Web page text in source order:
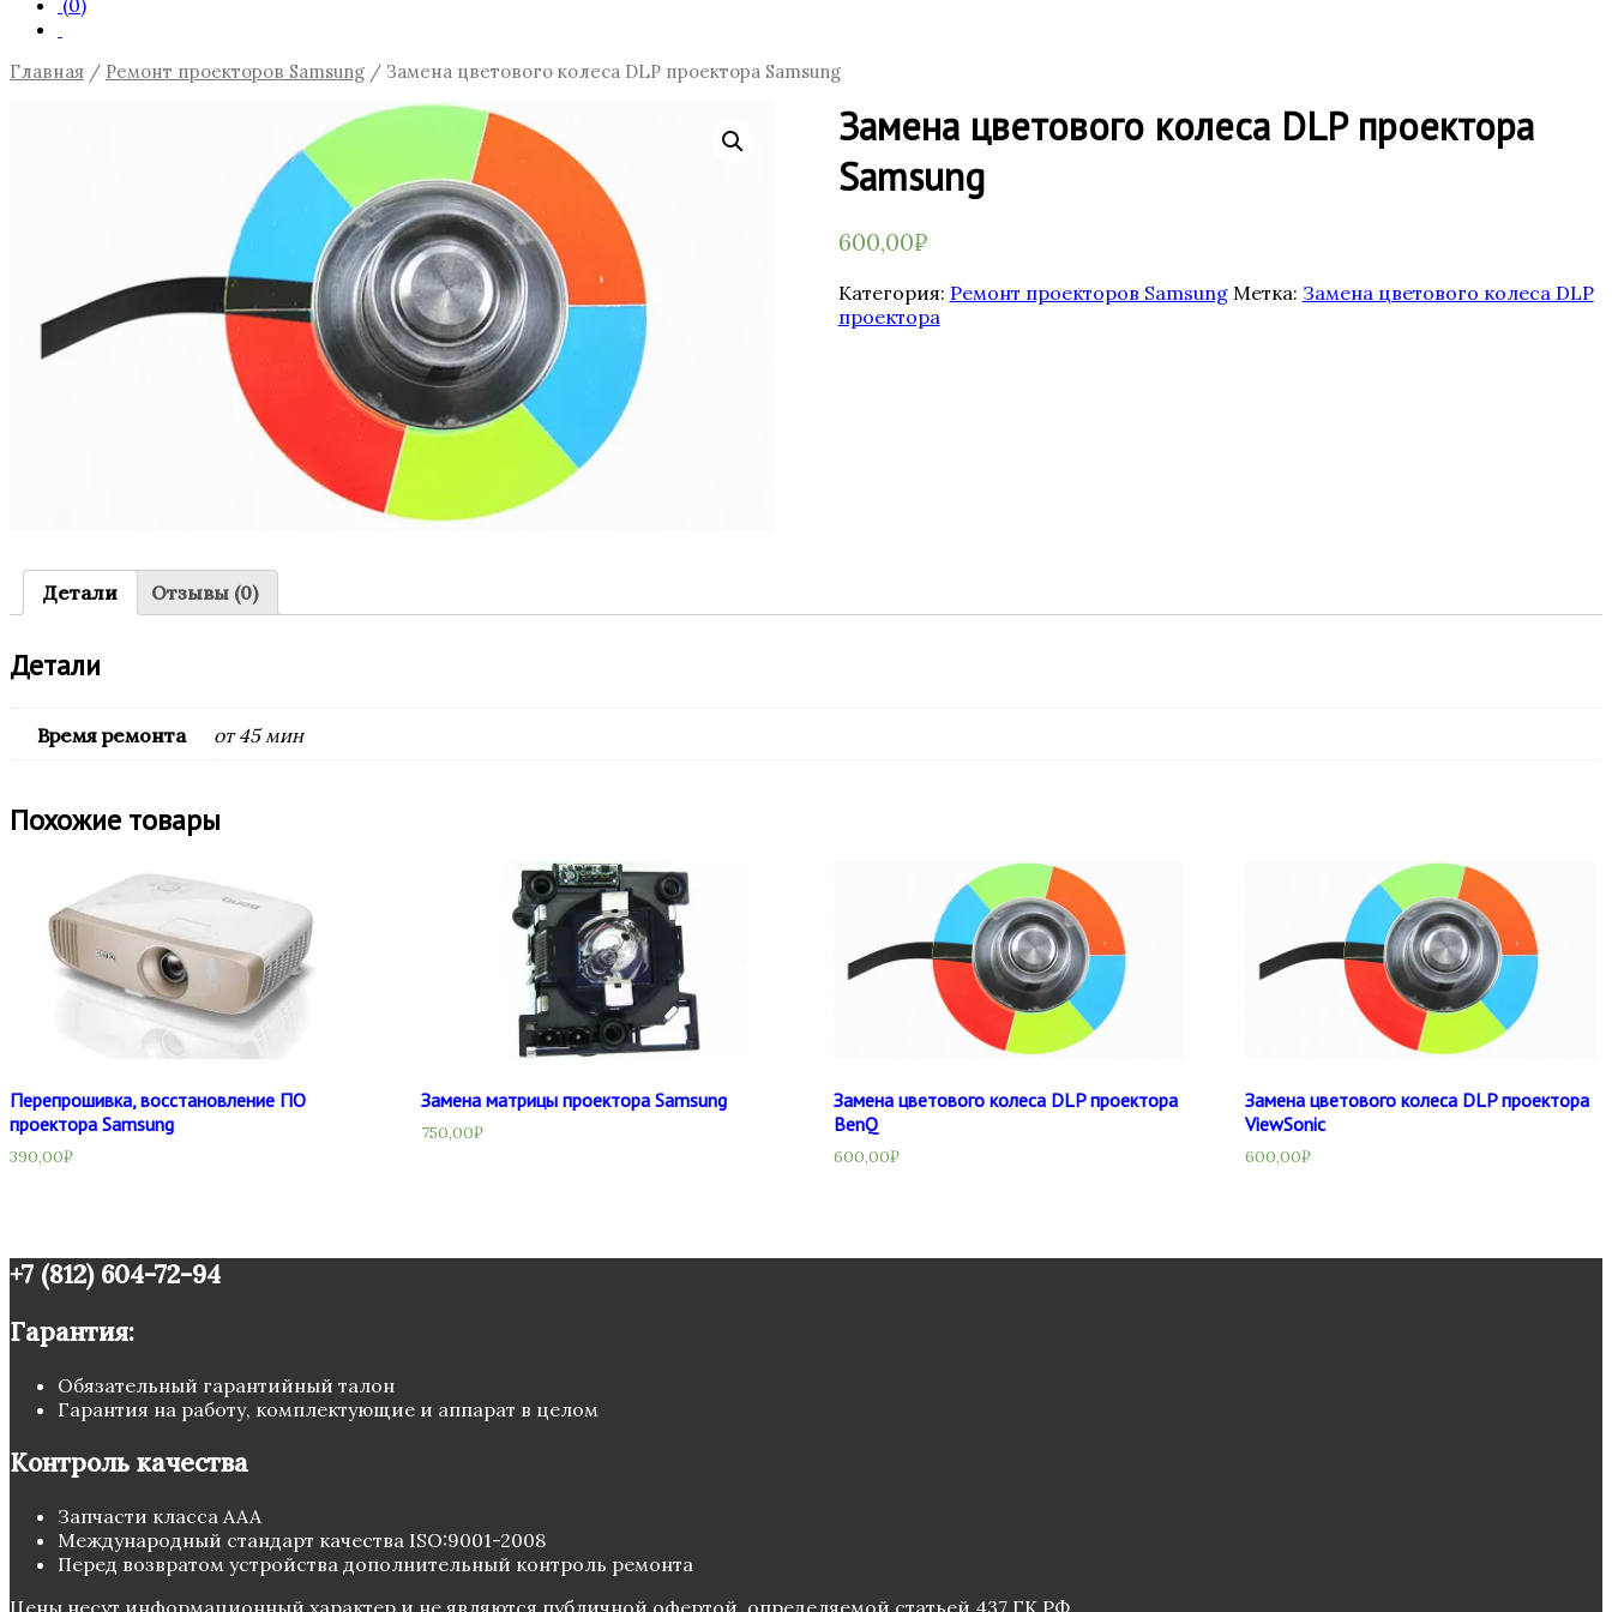
(0)
Главная / Ремонт проекторов Samsung / Замена цветового колеса DLP проектора Samsung
Замена цветового колеса DLP проектора
Samsung
600,00₽
Категория: Ремонт проекторов Samsung Метка: Замена цветового колеса DLP
проектора
Детали Отзывы (0)
Детали
Время ремонта от 45 мин
Похожие товары
Перепрошивка, восстановление ПО
проектора Samsung
390,00₽
Замена матрицы проектора Samsung
750,00₽
Замена цветового колеса DLP проектора
BenQ
600,00₽
Замена цветового колеса DLP проектора
ViewSonic
600,00₽
+7 (812) 604-72-94
Гарантия:
Обязательный гарантийный талон
Гарантия на работу, комплектующие и аппарат в целом
Контроль качества
Запчасти класса ААА
Международный стандарт качества ISO:9001-2008
Перед возвратом устройства дополнительный контроль ремонта